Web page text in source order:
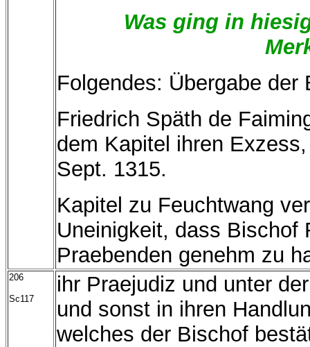
Was ging in
Folgendes: Übergabe
Friedrich Späth de
dem Kapitel ihren
Sept. 1315.
Kapitel zu Feuchtwang
Uneinigkeit, dass Bischof
Praebenden genehm zu
206
Sc117
ihr Praejudiz und unter
und sonst in ihren
welches der Bischof